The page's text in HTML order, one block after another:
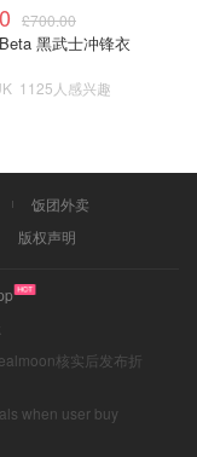
£700.00
黑武士冲锋衣
1125人感兴趣
饭团外卖
版权声明
核实后发布折
when user buy